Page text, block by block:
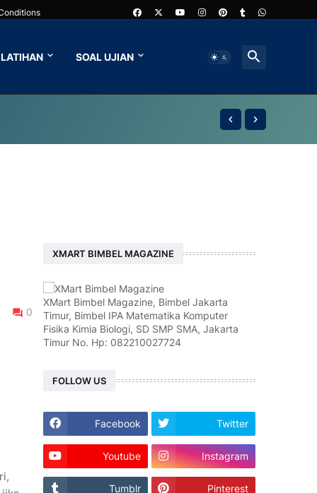
LATIHAN SOAL UJIAN
0
XMART BIMBEL MAGAZINE
XMart Bimbel Magazine, Bimbel Jakarta
Timur, Bimbel IPA Matematika Komputer
Fisika Kimia Biologi, SD SMP SMA, Jakarta
Timur No. Hp: 082210027724
FOLLOW US
Facebook Twitter
Youtube Instagram
Tumblr Pinterest